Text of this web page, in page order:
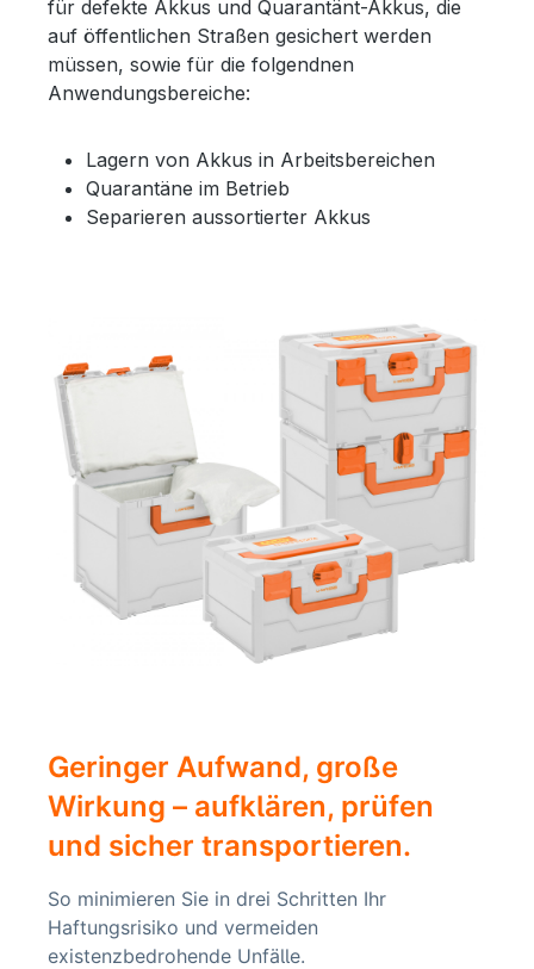
für defekte Akkus und Quarantänt-Akkus, die
auf öffentlichen Straßen gesichert werden
müssen, sowie für die folgendnen
Anwendungsbereiche:
Lagern von Akkus in Arbeitsbereichen
Quarantäne im Betrieb
Separieren aussortierter Akkus
Geringer Aufwand, große
Wirkung – aufklären, prüfen
und sicher transportieren.
So minimieren Sie in drei Schritten Ihr
Haftungsrisiko und vermeiden
existenzbedrohende Unfälle.